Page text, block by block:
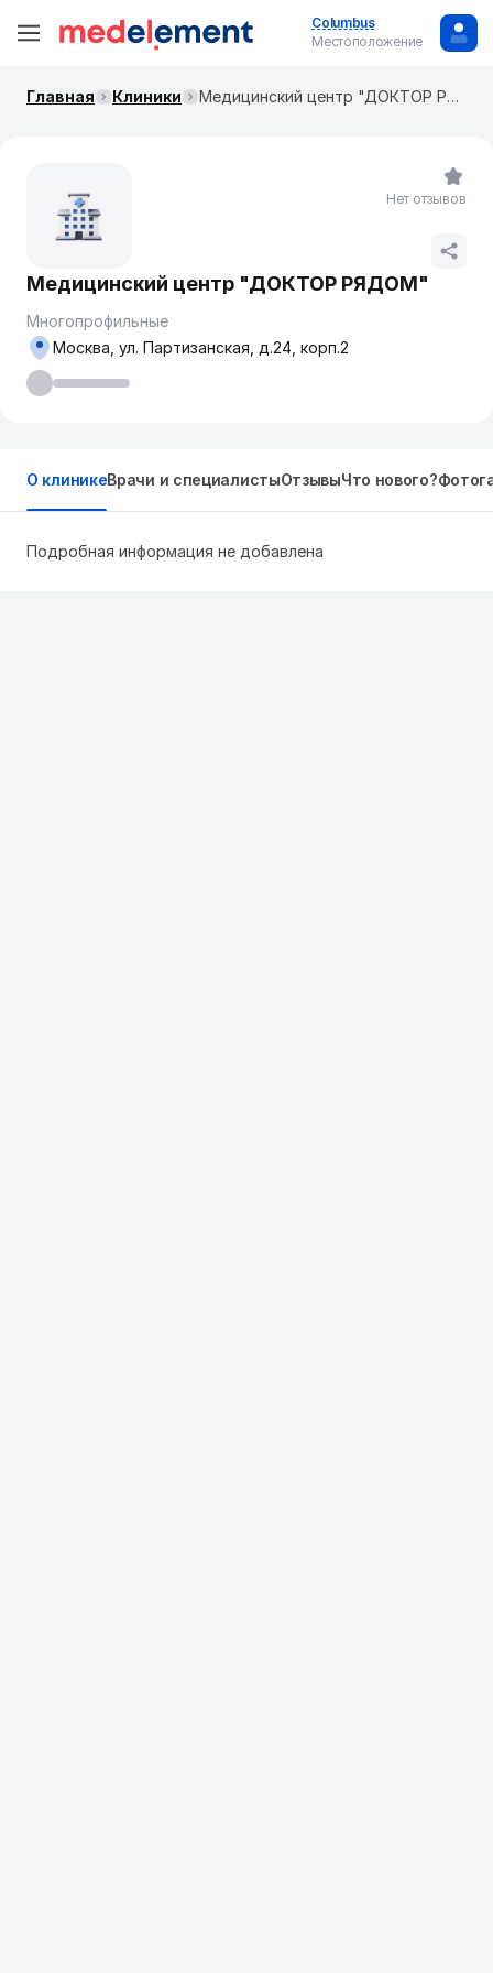
Columbus
Местоположение
Главная Клиники Медицинский центр "ДОКТОР РЯДОМ"
Медицинский центр "ДОКТОР РЯДОМ"
Многопрофильные
Москва, ​ул. Партизанская, д.24, корп.2
Нет отзывов
О клиникеВрачи и специалистыОтзывыЧто нового?
Подробная информация не добавлена